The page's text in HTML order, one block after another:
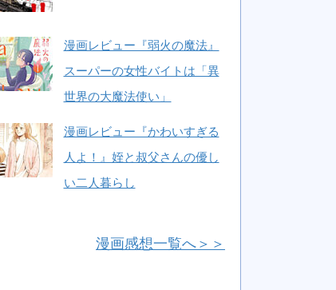
漫画レビュー『弱火の魔法』
スーパーの女性バイトは「異
世界の大魔法使い」
漫画レビュー『かわいすぎる
人よ！』姪と叔父さんの優し
い二人暮らし
漫画感想一覧へ＞＞